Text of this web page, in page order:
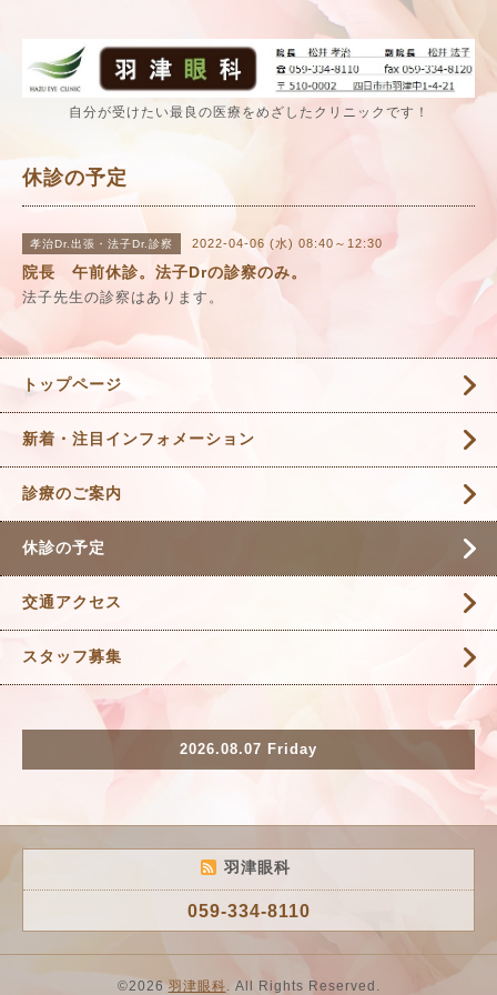
自分が受けたい最良の医療をめざしたクリニックです！
休診の予定
孝治Dr.出張・法子Dr.診察 2022-04-06 (水) 08:40～12:30
院長 午前休診。法子Drの診察のみ。
法子先生の診察はあります。
トップページ
新着・注目インフォメーション
診療のご案内
休診の予定
交通アクセス
スタッフ募集
2026.08.07 Friday
羽津眼科
059-334-8110
©2026羽津眼科 . All Rights Reserved.